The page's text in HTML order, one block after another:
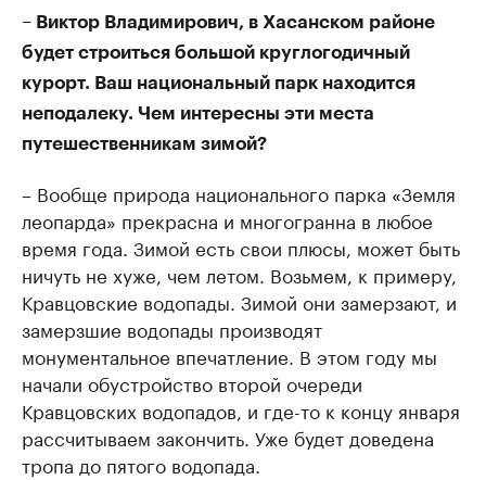
– Виктор Владимирович, в Хасанском районе
будет строиться большой круглогодичный
курорт. Ваш национальный парк находится
неподалеку. Чем интересны эти места
путешественникам зимой?
– Вообще природа национального парка «Земля
леопарда» прекрасна и многогранна в любое
время года. Зимой есть свои плюсы, может быть
ничуть не хуже, чем летом. Возьмем, к примеру,
Кравцовские водопады. Зимой они замерзают, и
замерзшие водопады производят
монументальное впечатление. В этом году мы
начали обустройство второй очереди
Кравцовских водопадов, и где-то к концу января
рассчитываем закончить. Уже будет доведена
тропа до пятого водопада.